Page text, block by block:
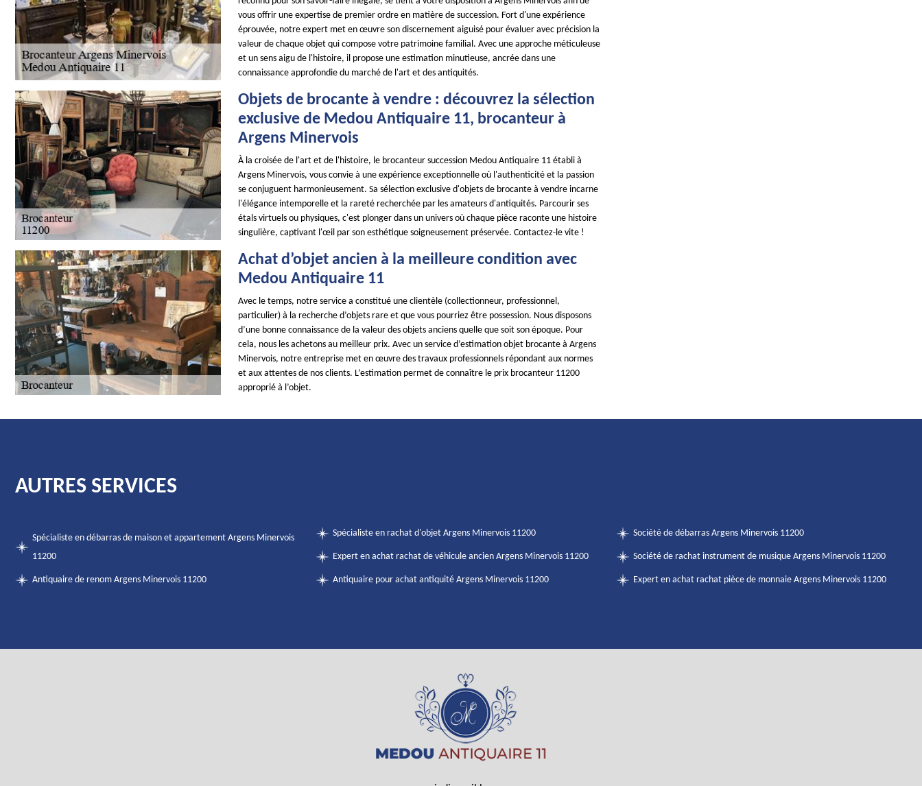
vous offrir une expertise de premier ordre en matière de succession. Fort d'une expérience
éprouvée, notre expert met en œuvre son discernement aiguisé pour évaluer avec précision la
valeur de chaque objet qui compose votre patrimoine familial. Avec une approche méticuleuse
et un sens aigu de l'histoire, il propose une estimation minutieuse, ancrée dans une
connaissance approfondie du marché de l'art et des antiquités.
Objets de brocante à vendre : découvrez la sélection
exclusive de Medou Antiquaire 11, brocanteur à
Argens Minervois
À la croisée de l'art et de l'histoire, le brocanteur succession Medou Antiquaire 11 établi à
Argens Minervois, vous convie à une expérience exceptionnelle où l'authenticité et la passion
se conjuguent harmonieusement. Sa sélection exclusive d'objets de brocante à vendre incarne
l'élégance intemporelle et la rareté recherchée par les amateurs d'antiquités. Parcourir ses
étals virtuels ou physiques, c'est plonger dans un univers où chaque pièce raconte une histoire
singulière, captivant l'œil par son esthétique soigneusement préservée. Contactez-le vite !
Achat d’objet ancien à la meilleure condition avec
Medou Antiquaire 11
Avec le temps, notre service a constitué une clientèle (collectionneur, professionnel,
particulier) à la recherche d’objets rare et que vous pourriez être possession. Nous disposons
d’une bonne connaissance de la valeur des objets anciens quelle que soit son époque. Pour
cela, nous les achetons au meilleur prix. Avec un service d’estimation objet brocante à Argens
Minervois, notre entreprise met en œuvre des travaux professionnels répondant aux normes
et aux attentes de nos clients. L’estimation permet de connaître le prix brocanteur 11200
approprié à l’objet.
AUTRES SERVICES
Spécialiste en débarras de maison et appartement Argens Minervois
11200
Antiquaire de renom Argens Minervois 11200
Spécialiste en rachat d'objet Argens Minervois 11200
Expert en achat rachat de véhicule ancien Argens Minervois 11200
Antiquaire pour achat antiquité Argens Minervois 11200
Société de débarras Argens Minervois 11200
Société de rachat instrument de musique Argens Minervois 11200
Expert en achat rachat pièce de monnaie Argens Minervois 11200